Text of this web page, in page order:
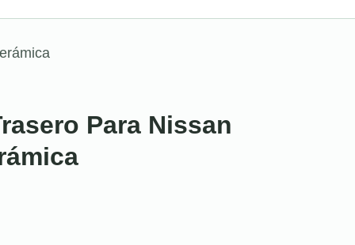
Para Nissan